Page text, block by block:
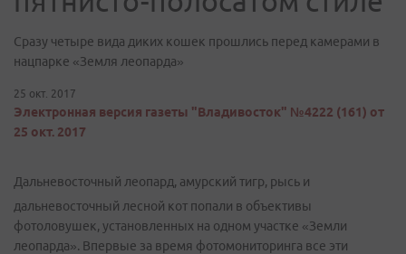
Сразу четыре вида диких кошек прошлись перед камерами в
нацпарке «Земля леопарда»
25 окт. 2017
Электронная версия газеты "Владивосток" №4222 (161) от
25 окт. 2017
Дальневосточный леопард, амурский тигр, рысь и
дальневосточный лесной кот попали в объективы
фотоловушек, установленных на одном участке «Земли
леопарда». Впервые за время фотомониторинга все эти